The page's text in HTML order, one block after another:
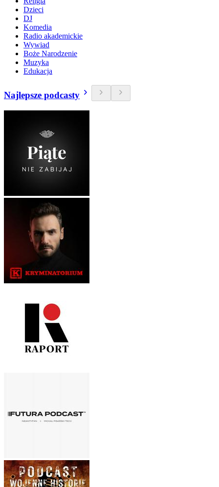
Dzieci
DJ
Komedia
Radio akademickie
Wywiad
Boże Narodzenie
Muzyka
Edukacja
Najlepsze podcasty